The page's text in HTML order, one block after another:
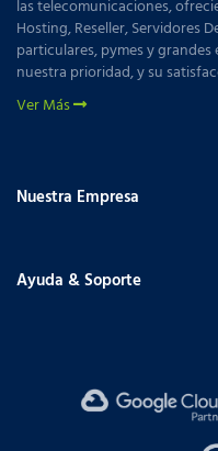
las telecomunicaciones,
Hosting, Reseller, Servidores
particulares, pymes y grandes
nuestra prioridad, y su
Ver Más
Nuestra Empresa
Ayuda & Soporte